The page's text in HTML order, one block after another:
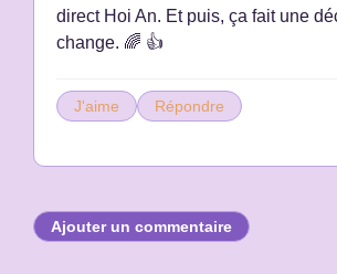
direct Hoi An. Et puis, ça fait une
change. 🌈 👍
J'aime Répondre
Ajouter un commentaire